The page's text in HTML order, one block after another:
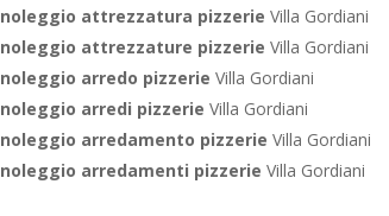
noleggio attrezzatura pizzerie Villa Gordiani
noleggio attrezzature pizzerie Villa Gordiani
noleggio arredo pizzerie Villa Gordiani
noleggio arredi pizzerie Villa Gordiani
noleggio arredamento pizzerie Villa Gordiani
noleggio arredamenti pizzerie Villa Gordiani